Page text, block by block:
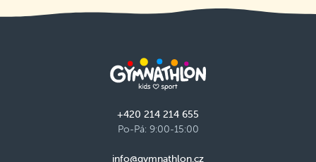
+420 214 214 655
Po-Pá: 9:00-15:00
info@gymnathlon.cz